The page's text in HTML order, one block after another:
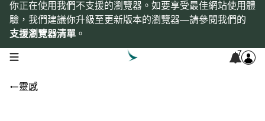
你正在使用我們不支援的瀏覽器。如要享受最佳網站使用體
驗，我們建議你升級至更新版本的瀏覽器—請參閱我們的
支援瀏覽器清單 。
open navigation menu 7
靈感